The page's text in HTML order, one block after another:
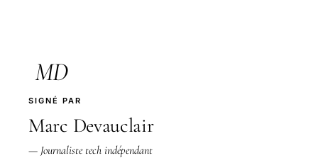
MD
SIGNÉ PAR
Marc Devauclair
— Journaliste tech indépendant